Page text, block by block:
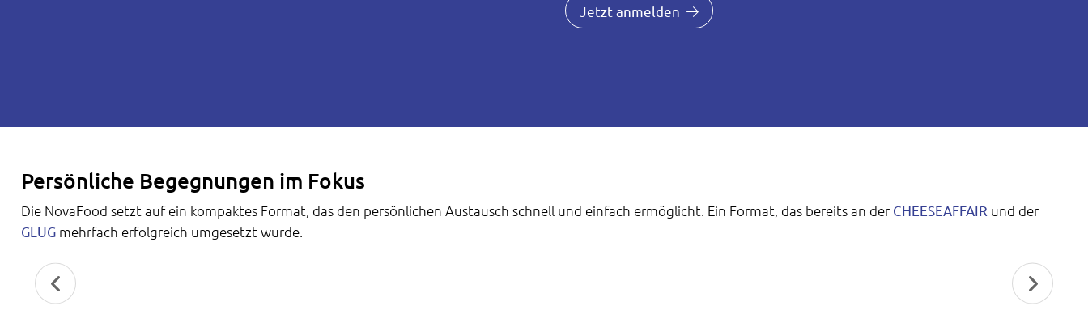
Jetzt anmelden
Persönliche Begegnungen im Fokus
Die NovaFood setzt auf ein kompaktes Format, das den persönlichen Austausch schnell und einfach ermöglicht. Ein Format, das bereits an der CHEESEAFFAIR und der
GLUG mehrfach erfolgreich umgesetzt wurde.